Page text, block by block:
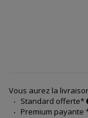
Vous aurez la
Standard offerte*
Premium payante